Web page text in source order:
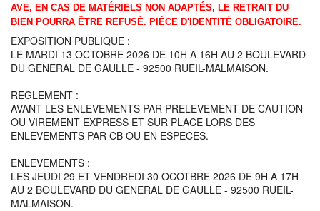
AVE, EN CAS DE MATÉRIELS NON ADAPTÉS, LE RETRAIT DU
BIEN POURRA ÊTRE REFUSÉ. PIÈCE D'IDENTITÉ OBLIGATOIRE.
EXPOSITION PUBLIQUE :
LE MARDI 13 OCTOBRE 2026 DE 10H A 16H AU 2 BOULEVARD
DU GENERAL DE GAULLE - 92500 RUEIL-MALMAISON.
REGLEMENT :
AVANT LES ENLEVEMENTS PAR PRELEVEMENT DE CAUTION
OU VIREMENT EXPRESS ET SUR PLACE LORS DES
ENLEVEMENTS PAR CB OU EN ESPECES.
ENLEVEMENTS :
LES JEUDI 29 ET VENDREDI 30 OCOTBRE 2026 DE 9H A 17H
AU 2 BOULEVARD DU GENERAL DE GAULLE - 92500 RUEIL-
MALMAISON.